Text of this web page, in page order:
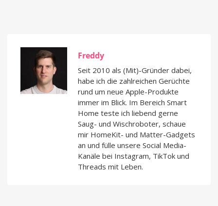
Freddy
Seit 2010 als (Mit)-Gründer dabei,
habe ich die zahlreichen Gerüchte
rund um neue Apple-Produkte
immer im Blick. Im Bereich Smart
Home teste ich liebend gerne
Saug- und Wischroboter, schaue
mir HomeKit- und Matter-Gadgets
an und fülle unsere Social Media-
Kanäle bei Instagram, TikTok und
Threads mit Leben.